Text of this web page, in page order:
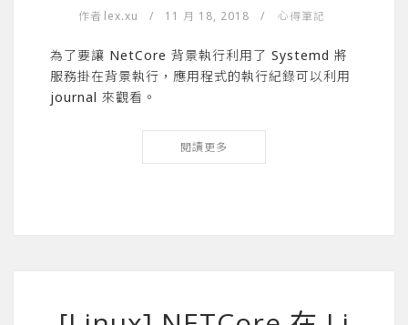
作者 lex.xu / 11 月 18, 2018 / 心得筆記
為了要讓 NetCore 背景執行利用了 Systemd 將
服務掛在背景執行，應用程式的執行紀錄可以利用
journal 來觀看。
閱讀更多